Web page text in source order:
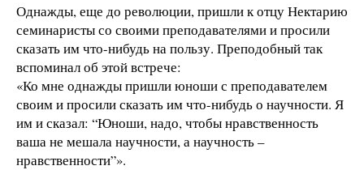
Однажды, еще до революции, пришли к отцу Нектарию
семинаристы со своими преподавателями и просили
сказать им что-нибудь на пользу. Преподобный так
вспоминал об этой встрече:
«Ко мне однажды пришли юноши с преподавателем
своим и просили сказать им что-нибудь о научности. Я
им и сказал: “Юноши, надо, чтобы нравственность
ваша не мешала научности, а научность –
нравственности”».